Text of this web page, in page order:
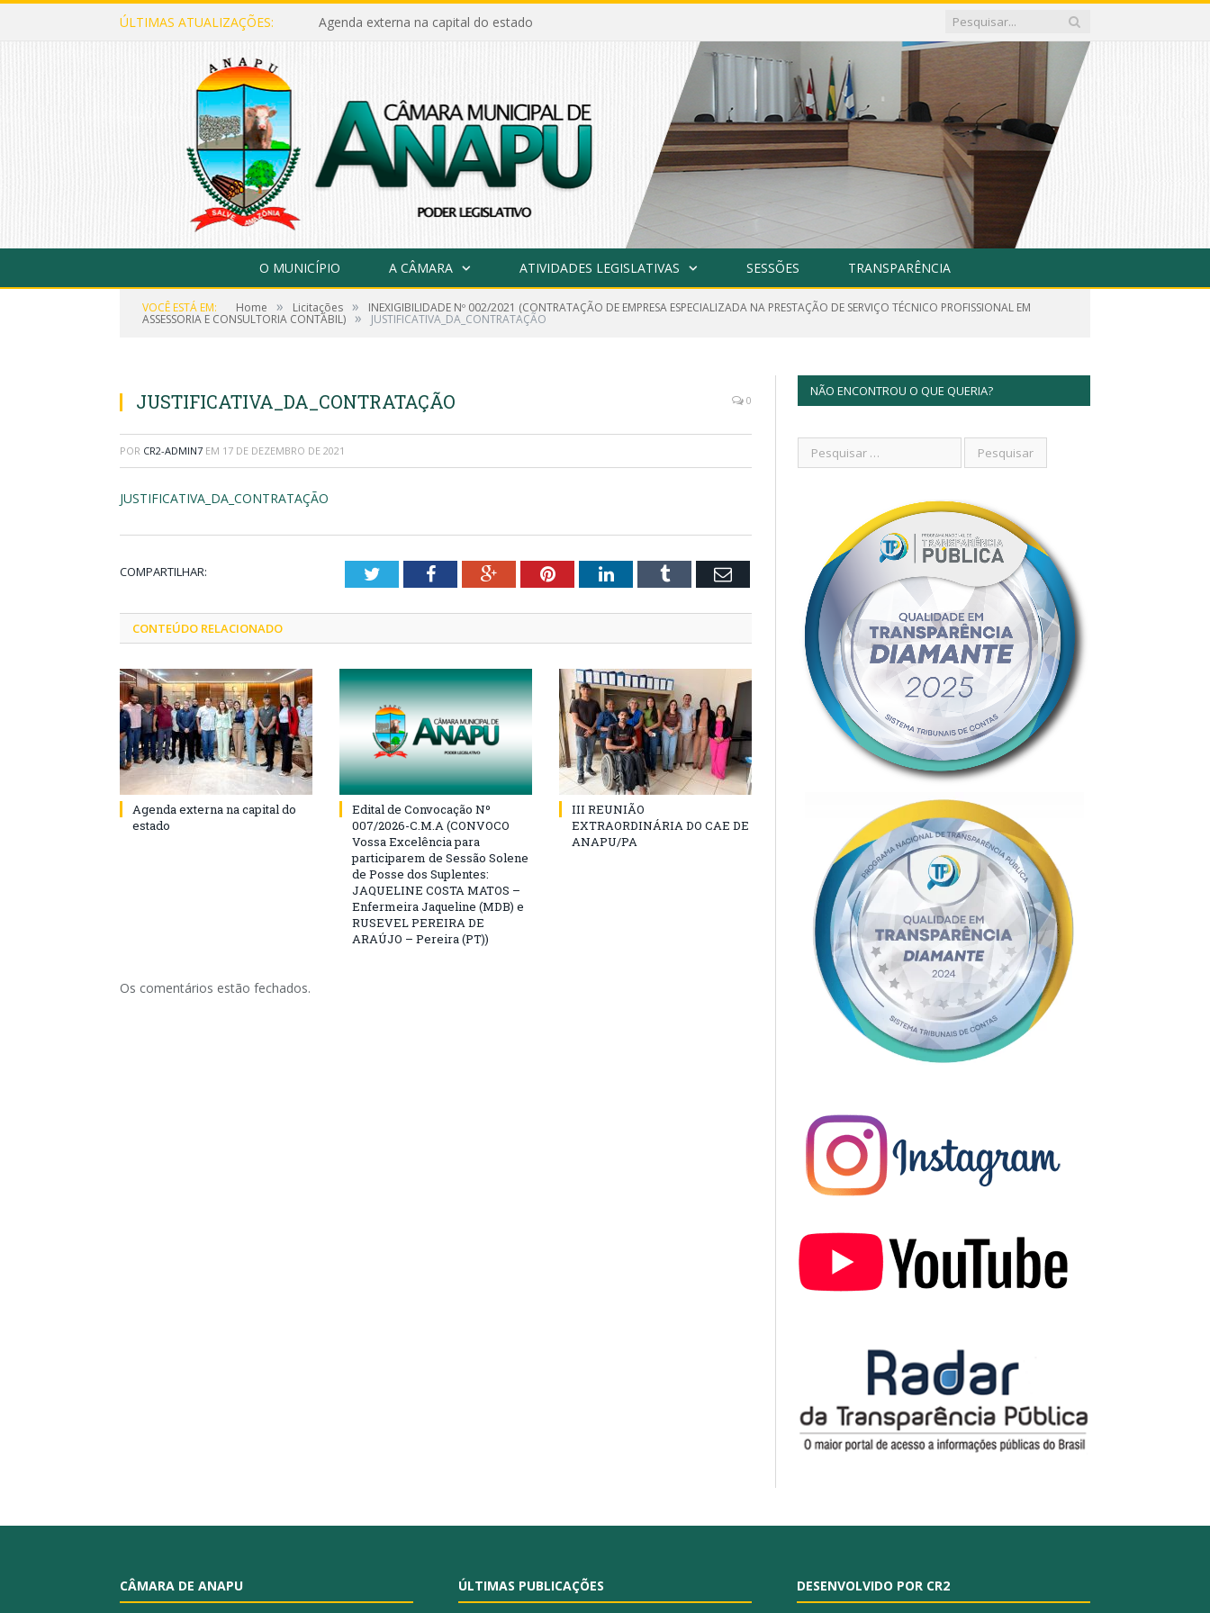
ÚLTIMAS ATUALIZAÇÕES: Agenda externa na capital do estado
O MUNICÍPIO A CÂMARA ATIVIDADES LEGISLATIVAS SESSÕES TRANSPARÊNCIA
VOCÊ ESTÁ EM: Home » Licitações » INEXIGIBILIDADE Nº 002/2021 (CONTRATAÇÃO DE EMPRESA ESPECIALIZADA NA PRESTAÇÃO DE SERVIÇO TÉCNICO PROFISSIONAL EM
ASSESSORIA E CONSULTORIA CONTÁBIL) » JUSTIFICATIVA_DA_CONTRATAÇÃO
JUSTIFICATIVA_DA_CONTRATAÇÃO 0
POR CR2-ADMIN7 EM 17 DE DEZEMBRO DE 2021
JUSTIFICATIVA_DA_CONTRATAÇÃO
COMPARTILHAR: TwitterFacebookGoogle+PinterestLinkedInTumblr Email
CONTEÚDO RELACIONADO
Agenda externa na capital do
estado
Edital de Convocação Nº
007/2026-C.M.A (CONVOCO
Vossa Excelência para
participarem de Sessão Solene
de Posse dos Suplentes:
JAQUELINE COSTA MATOS –
Enfermeira Jaqueline (MDB) e
RUSEVEL PEREIRA DE
ARAÚJO – Pereira (PT))
III REUNIÃO
EXTRAORDINÁRIA DO CAE DE
ANAPU/PA
Os comentários estão fechados.
NÃO ENCONTROU O QUE QUERIA?
CÂMARA DE ANAPU ÚLTIMAS PUBLICAÇÕES DESENVOLVIDO POR CR2